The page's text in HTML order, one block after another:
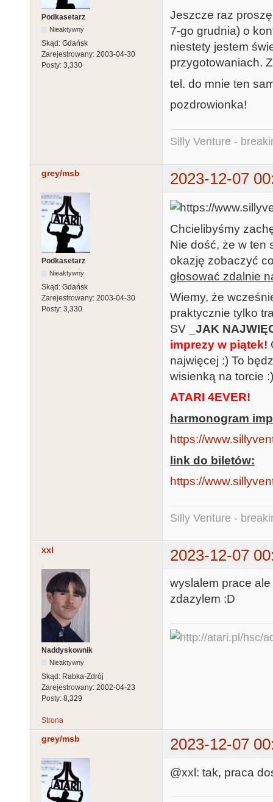
Podkasetarz
Nieaktywny
Skąd: Gdańsk
Zarejestrowany: 2003-04-30
Posty: 3,330
Jeszcze raz
7-go grudnia) o
niestety jestem
przygotowaniach.
tel. do mnie ten
pozdrowionka!
Silly Venture -
grey/msb 2023-12-07
Podkasetarz
Nieaktywny
Skąd: Gdańsk
Zarejestrowany: 2003-04-30
Posty: 3,330
Chcielibyśmy
Nie dość, że w ten
okazję zobaczyć
głosować zdalnie
Wiemy, że
praktycznie tylko
SV
_JAK
imprezy w piątek!
najwięcej :) To
wisienką na torcie
ATARI 4EVER!
harmonogram
https://
link do biletów:
https://
Silly Venture -
xxl 2023-12-07
Naddyskownik
Nieaktywny
Skąd: Rabka-Zdrój
Zarejestrowany: 2002-04-23
Posty: 8,329
wyslalem prace
zdazylem :D
Strona
grey/msb 2023-12-07
@xxl: tak, praca